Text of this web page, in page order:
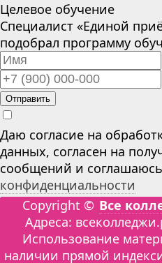
Целевое обучение
Специалист «Единой
подобрал программу
Отправить
Даю согласие на
данных, согласен на
сообщений и
конфиденциальности
Copyright © Все
Адреса:
Использование
наличии прямой